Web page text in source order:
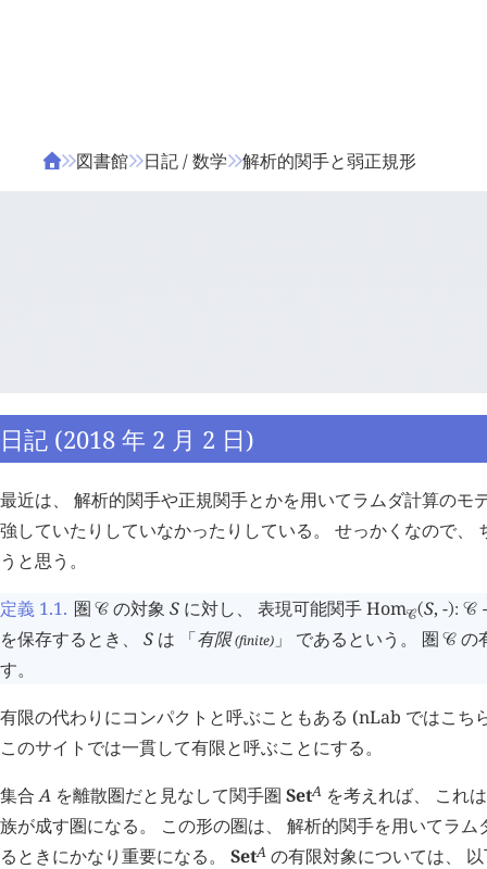
図書館 日記 / 数学 解析的関手と弱正規形
日記 (2018 年 2 月 2 日)
最近は、 解析的関手や正規関手とかを用いてラムダ計算のモ
強していたりしていなかったりしている。 せっかくなので、
うと思う。
定義 1.1. 圏󰒚 の対象 S に対し、 表現可能関手Hom󰒚(S, -): 󰒚
を保存するとき、 S は 「有限(finite) 」 であるという。 圏󰒚 の
す。
有限の代わりにコンパクトと呼ぶこともある (nLab ではこち
このサイトでは一貫して有限と呼ぶことにする。
集合A を離散圏だと見なして関手圏 SetA を考えれば、 これ
族が成す圏になる。 この形の圏は、 解析的関手を用いてラ
るときにかなり重要になる。 SetA の有限対象については、